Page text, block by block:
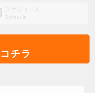
スケジュール
Schedule
チラ